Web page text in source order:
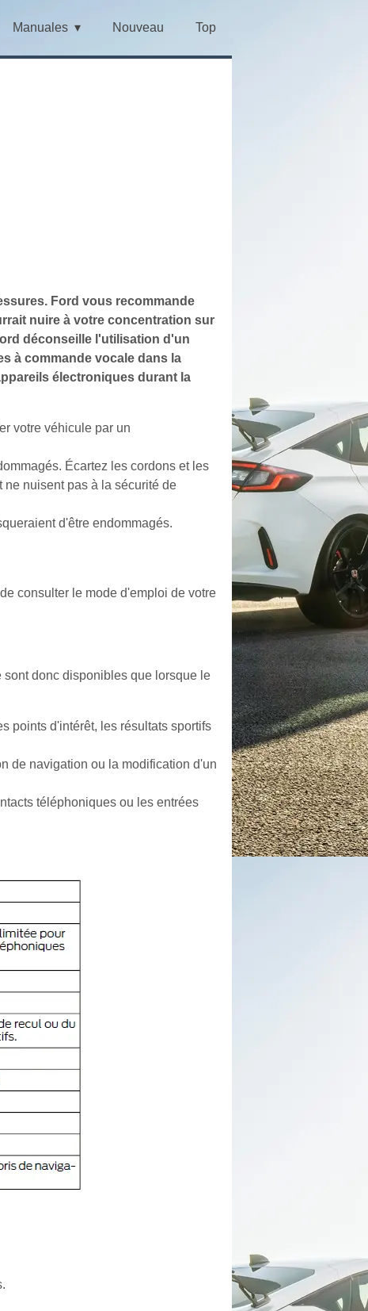
Manuales Nouveau Top
Ford vous recommande
nuire à votre concentration sur
déconseille l'utilisation d'un
à commande vocale dans la
électroniques durant la
votre véhicule par un
Écartez les cordons et les
nuisent pas à la sécurité de
d'être endommagés.
consulter le mode d'emploi de votre
donc disponibles que lorsque le
points d'intérêt, les résultats sportifs
de navigation ou la modification d'un
téléphoniques ou les entrées